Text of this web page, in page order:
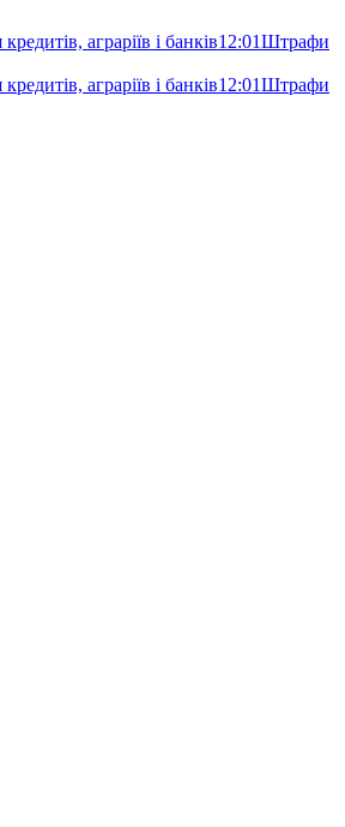
аграріїв і банків12:01Штрафи
аграріїв і банків12:01Штрафи